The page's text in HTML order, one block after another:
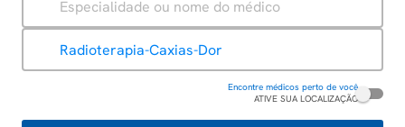
UNIDADE
Encontre médicos perto de você
ATIVE SUA LOCALIZAÇÃO